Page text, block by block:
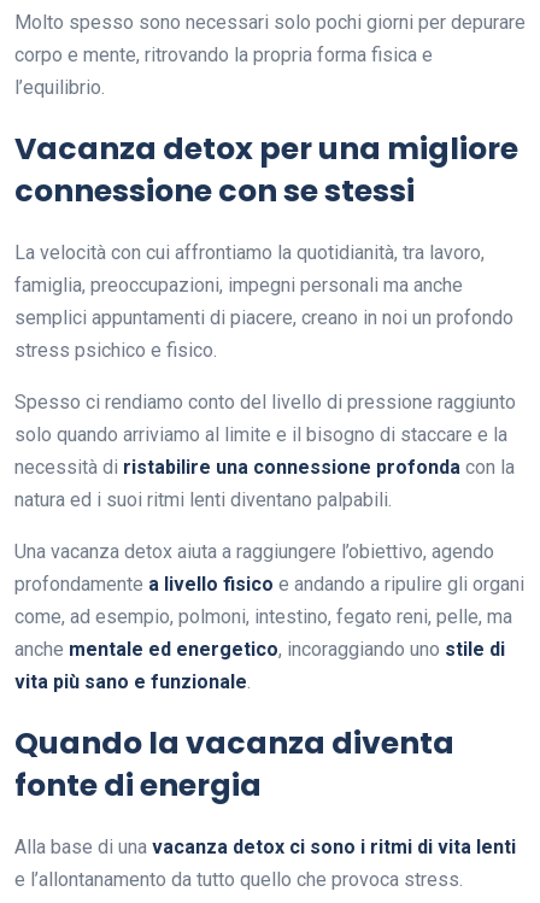
Molto spesso sono necessari solo pochi giorni per depurare
corpo e mente, ritrovando la propria forma fisica e
l’equilibrio.
Vacanza detox per una migliore
connessione con se stessi
La velocità con cui affrontiamo la quotidianità, tra lavoro,
famiglia, preoccupazioni, impegni personali ma anche
semplici appuntamenti di piacere, creano in noi un profondo
stress psichico e fisico.
Spesso ci rendiamo conto del livello di pressione raggiunto
solo quando arriviamo al limite e il bisogno di staccare e la
necessità di ristabilire una connessione profonda con la
natura ed i suoi ritmi lenti diventano palpabili.
Una vacanza detox aiuta a raggiungere l’obiettivo, agendo
profondamente a livello fisico e andando a ripulire gli organi
come, ad esempio, polmoni, intestino, fegato reni, pelle, ma
anche mentale ed energetico, incoraggiando uno stile di
vita più sano e funzionale.
Quando la vacanza diventa
fonte di energia
Alla base di una vacanza detox ci sono i ritmi di vita lenti
e l’allontanamento da tutto quello che provoca stress.